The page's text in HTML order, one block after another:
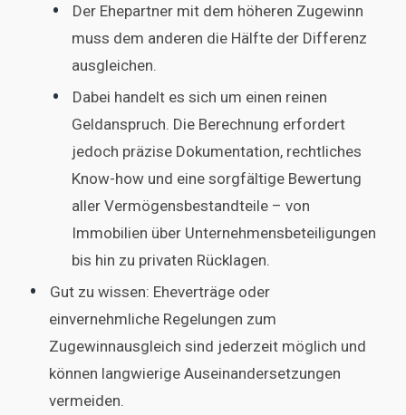
Der Ehepartner mit dem höheren Zugewinn
muss dem anderen die Hälfte der Differenz
ausgleichen.
Dabei handelt es sich um einen reinen
Geldanspruch. Die Berechnung erfordert
jedoch präzise Dokumentation, rechtliches
Know-how und eine sorgfältige Bewertung
aller Vermögensbestandteile – von
Immobilien über Unternehmensbeteiligungen
bis hin zu privaten Rücklagen.
Gut zu wissen: Eheverträge oder
einvernehmliche Regelungen zum
Zugewinnausgleich sind jederzeit möglich und
können langwierige Auseinandersetzungen
vermeiden.